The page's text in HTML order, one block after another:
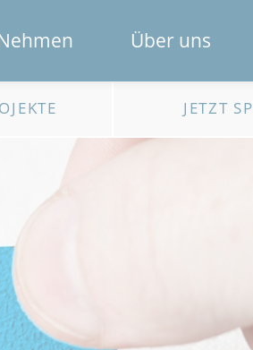
Über uns
Das
Die Bank
JETZT